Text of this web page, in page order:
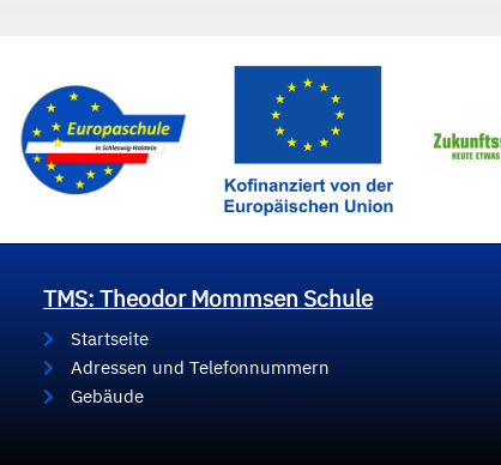
TMS: Theodor Mommsen Schule
Startseite
Adressen und Telefonnummern
Gebäude